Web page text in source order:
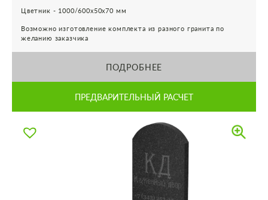
Цветник - 1000/600х50х70 мм
Возможно изготовление комплекта из разного гранита по
желанию заказчика
ПОДРОБНЕЕ
ПРЕДВАРИТЕЛЬНЫЙ РАСЧЕТ